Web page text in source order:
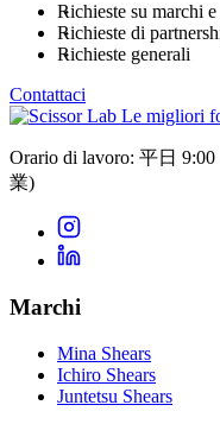
Richieste su marchi
Richieste di
Richieste generali
Contattaci
Le migliori
Orario di lavoro: 平日
業)
Marchi
Mina Shears
Ichiro Shears
Juntetsu Shears